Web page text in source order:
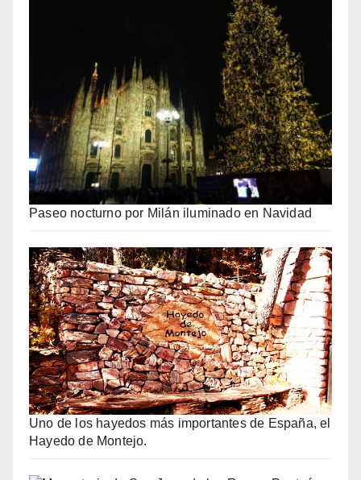
Paseo nocturno por Milán iluminado en Navidad
Uno de los hayedos más importantes de España, el
Hayedo de Montejo.